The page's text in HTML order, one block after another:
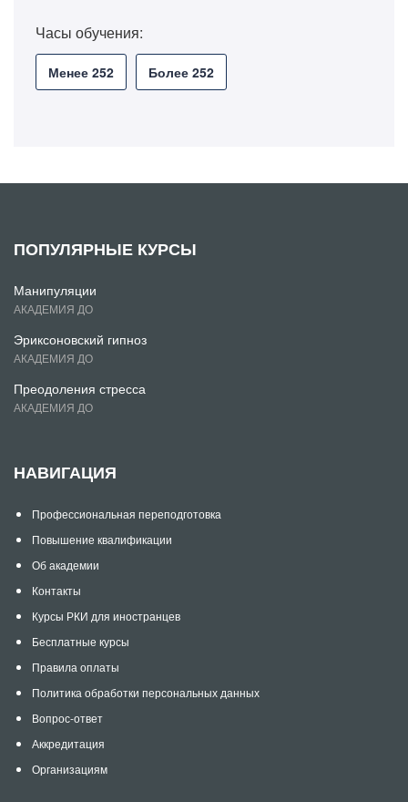
Часы обучения:
Менее 252 Более 252
ПОПУЛЯРНЫЕ КУРСЫ
Манипуляции
АКАДЕМИЯ ДО
Эриксоновский гипноз
АКАДЕМИЯ ДО
Преодоления стресса
АКАДЕМИЯ ДО
НАВИГАЦИЯ
Профессиональная переподготовка
Повышение квалификации
Об академии
Контакты
Курсы РКИ для иностранцев
Бесплатные курсы
Правила оплаты
Политика обработки персональных данных
Вопрос-ответ
Аккредитация
Организациям